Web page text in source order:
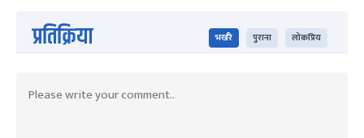
प्रतिक्रिया भर्खरै पुराना लोकप्रिय